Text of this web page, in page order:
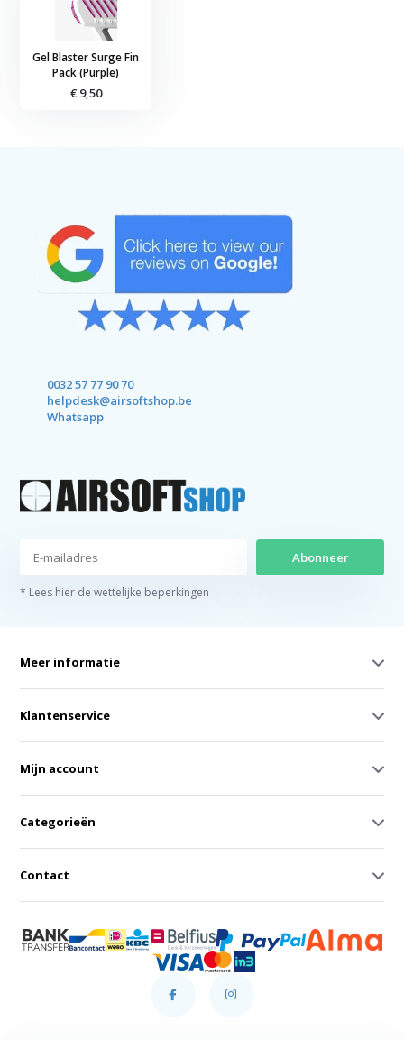
Gel Blaster Surge Fin
Pack (Purple)
€ 9,50
0032 57 77 90 70
helpdesk@airsoftshop.be
Whatsapp
Abonneer
* Lees hier de wettelijke beperkingen
Meer informatie
Klantenservice
Mijn account
Categorieën
Contact